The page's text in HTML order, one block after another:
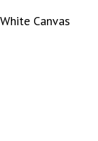
Canvas